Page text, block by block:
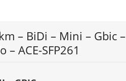
– BiDi – Mini – Gbic –
ACE-SFP261